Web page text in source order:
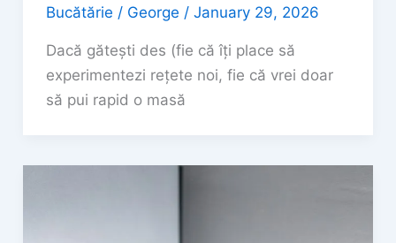
Bucătărie / George / January 29, 2026
Dacă gătești des (fie că îți place să
experimentezi rețete noi, fie că vrei doar
să pui rapid o masă